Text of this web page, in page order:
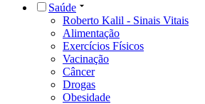
Saúde
Roberto Kalil - Sinais Vitais
Alimentação
Exercícios Físicos
Vacinação
Câncer
Drogas
Obesidade